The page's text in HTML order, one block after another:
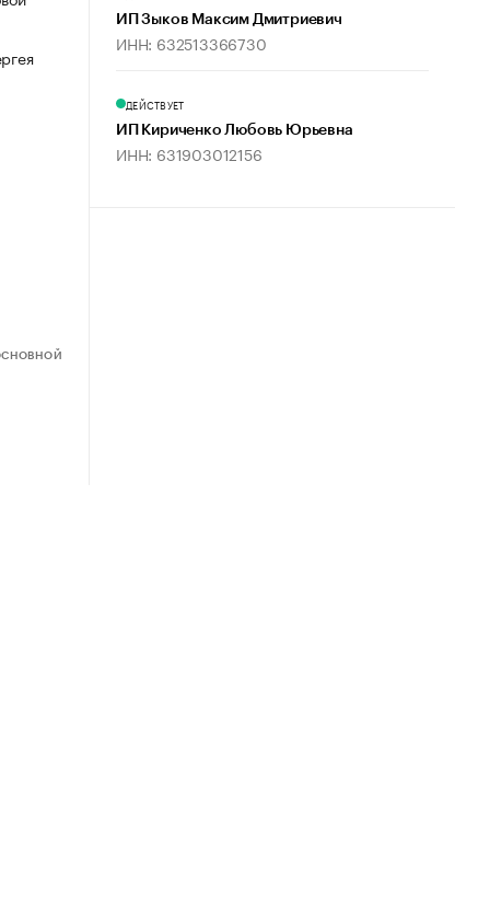
ИП Зыков Максим Дмитриевич
ИНН: 632513366730
ДЕЙСТВУЕТ
ИП Кириченко Любовь Юрьевна
ИНН: 631903012156